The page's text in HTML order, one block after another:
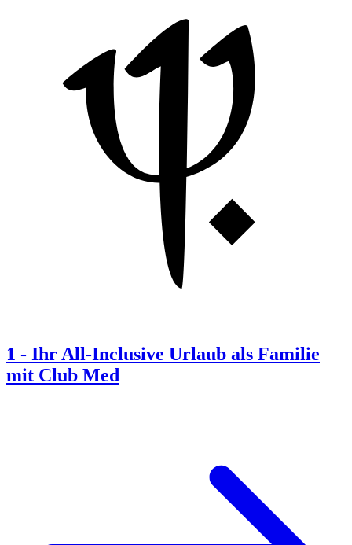
1 - Ihr All-Inclusive Urlaub als Familie
mit Club Med